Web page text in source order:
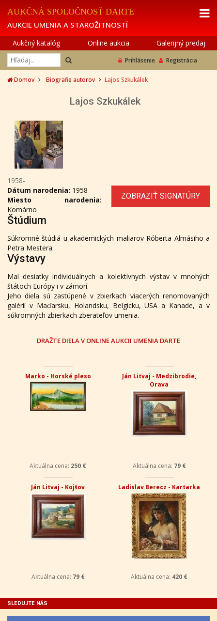
AUKČNÁ SPOLOČNOSŤ DARTE
AUKCIE UMENIA A STAROŽITNOSTÍ
Aukčný katalóg Online aukcia Galerijný predaj
Prihlásenie Registrácia
Domov Biografie autorov Lajos Szkukálek
Lajos Szkukálek
1958-
ZOBRAZIŤ SIGNATÚRY
Dátum narodenia: 1958
Miesto narodenia:
Komárno
Štúdium
Súkromné štúdiá u akademických maliarov Róberta Almásiho a
Petra Mestera.
Výstavy
Mal desiatky individuálnych a kolektívnych výstav v mnohých
štátoch Európy i v zámorí.
Jeho diela sú zastúpené v zbierkach viacerých renomovaných
galérií v Maďarsku, Holandsku, Belgicku, USA a Kanade, a v
súkromných zbierkach zberateľov umenia.
DRAŽTE DIELA V ONLINE AUKCII UMENIA DARTE
Marko - Horské pleso
Aktuálna cena: 250 €
Ján Litvaj - Medzibrodie,
Orava
Aktuálna cena: 79 €
Ján Litvaj - Kojšov
Aktuálna cena: 79 €
Ladislav Berecz - Kartarka
Aktuálna cena: 420 €
SLEDUJTE NÁS